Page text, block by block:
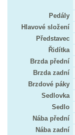
Pedály
Hlavové složení
Představec
Řidítka
Brzda přední
Brzda zadní
Brzdové páky
Sedlovka
Sedlo
Nába přední
Nába zadní